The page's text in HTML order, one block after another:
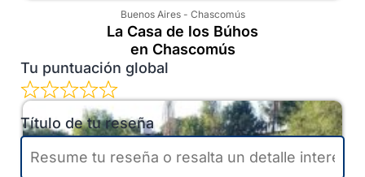
Buenos Aires- Chascomús
La Casa de los Búhos
en Chascomús
Tu puntuación global
Título de tu reseña